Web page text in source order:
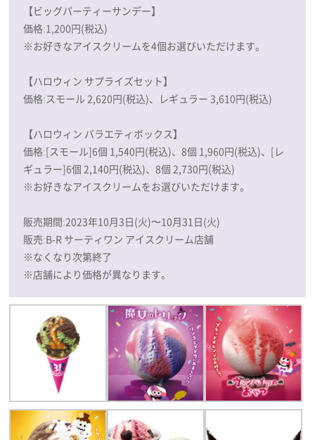
【ビッグパーティーサンデー】
価格:1,200円(税込)
※お好きなアイスクリームを4個お選びいただけます。
【ハロウィン サプライズセット】
価格:スモール 2,620円(税込)、レギュラー 3,610円(税込)
【ハロウィン バラエティボックス】
価格:[スモール]6個 1,540円(税込)、8個 1,960円(税込)、[レ
ギュラー]6個 2,140円(税込)、8個 2,730円(税込)
※お好きなアイスクリームをお選びいただけます。
販売期間:2023年10月3日(火)〜10月31日(火)
販売:B‐R サーティワン アイスクリーム店舗
※なくなり次第終了
※店舗により価格が異なります。